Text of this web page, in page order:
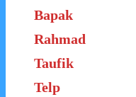
Bapak
Rahmad
Taufik
Telp